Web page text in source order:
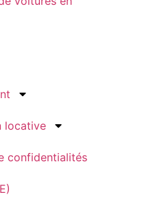
locative
confidentialités